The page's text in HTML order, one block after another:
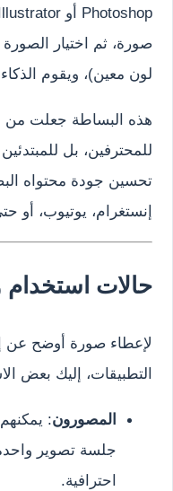
صورة، ثم اختيار
لون معين)، ويقوم
هذه البساطة جعلت من
للمحترفين، بل
تحسين جودة محتواه
إنستغرام، يوتيوب، أو
حالات استخدام
لإعطاء صورة أوضح عن
التطبيقات، إليك بعض
المصورون:
جلسة تصوير واحدة
احترافية.